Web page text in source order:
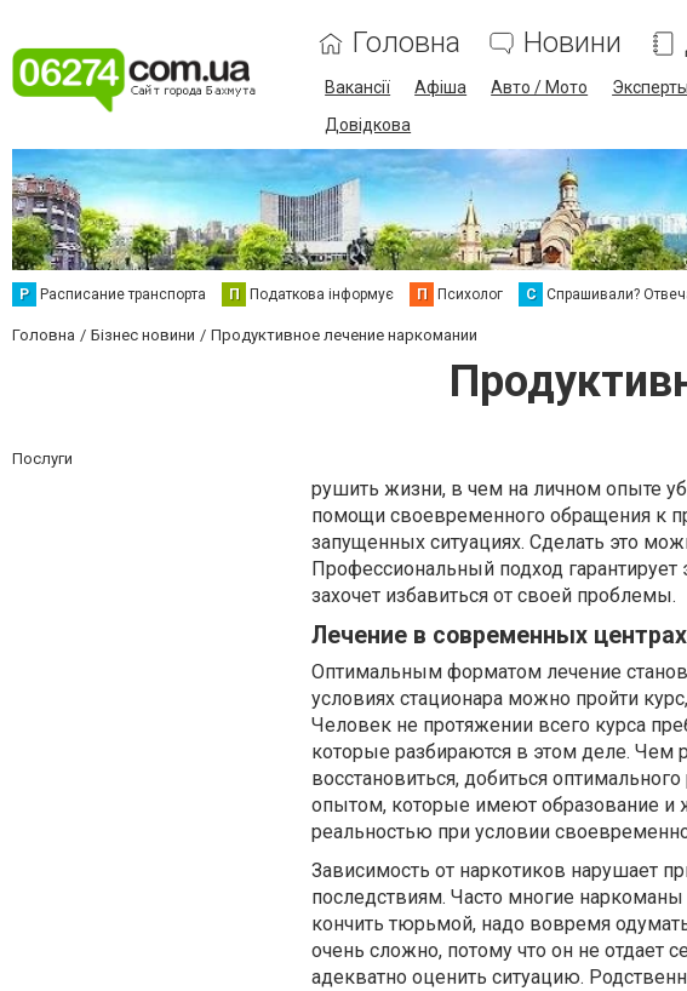
Головна Новини
Вакансії Афіша Авто / Мото
Довідкова
Р Расписание транспорта П Податкова інформує П Психолог С Спрашивали?
Головна Бізнес новини Продуктивное лечение наркомании
Послуги
рушить жизни, в чем на личном опыте
помощи своевременного обращения к
запущенных ситуациях. Сделать это
Профессиональный подход
захочет избавиться от своей проблемы.
Лечение в современных
Оптимальным форматом лечение
условиях стационара можно пройти
Человек не протяжении всего курса
которые разбираются в этом деле.
восстановиться, добиться
опытом, которые имеют образование и
реальностью при условии
Зависимость от наркотиков нарушает
последствиям. Часто многие
кончить тюрьмой, надо вовремя
очень сложно, потому что он не отдает
адекватно оценить ситуацию.